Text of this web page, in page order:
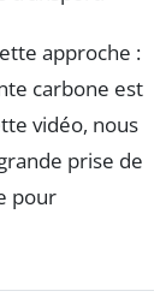
approche :
carbone est
vidéo, nous
prise de
pour